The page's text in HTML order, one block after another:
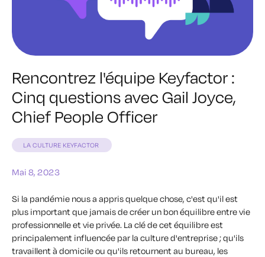
Rencontrez l'équipe Keyfactor :
Cinq questions avec Gail Joyce,
Chief People Officer
LA CULTURE KEYFACTOR
Mai 8, 2023
Si la pandémie nous a appris quelque chose, c'est qu'il est
plus important que jamais de créer un bon équilibre entre vie
professionnelle et vie privée. La clé de cet équilibre est
principalement influencée par la culture d'entreprise ; qu'ils
travaillent à domicile ou qu'ils retournent au bureau, les